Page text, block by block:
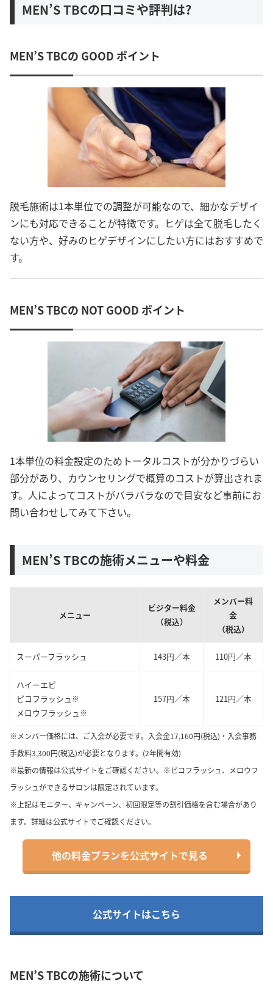
MEN’S TBCの口コミや評判は?
MEN’S TBCの GOOD ポイント
脱毛施術は1本単位での調整が可能なので、細かなデザイ
ンにも対応できることが特徴です。ヒゲは全て脱毛したく
ない方や、好みのヒゲデザインにしたい方にはおすすめで
す。
MEN’S TBCの NOT GOOD ポイント
1本単位の料金設定のためトータルコストが分かりづらい
部分があり、カウンセリングで概算のコストが算出されま
す。人によってコストがバラバラなので目安など事前にお
問い合わせしてみて下さい。
MEN’S TBCの施術メニューや料金
メニュー
ビジター料金
（税込）
メンバー料
金
（税込）
スーパーフラッシュ 143円／本 110円／本
ハイーエピ
ピコフラッシュ ※
メロウフラッシュ ※
157円／本 121円／本
※メンバー価格には、ご入会が必要です。入会金17,160円(税込)・入会事務
手数料3,300円(税込)が必要となります。(2年間有効)
※最新の情報は公式サイトをご確認ください。※ピコフラッシュ、メロウフ
ラッシュができるサロンは限定されています。
※上記はモニター、キャンペーン、初回限定等の割引価格を含む場合があり
ます。詳細は公式サイトでご確認ください。
他の料金プランを公式サイトで見る
公式サイトはこちら
MEN’S TBCの施術について